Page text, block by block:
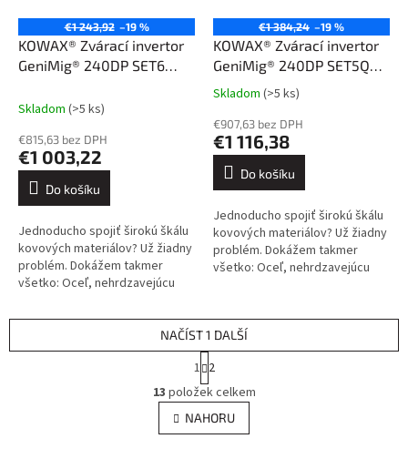
€1 243,92 –19 %
KOWAX® Zvárací invertor
GeniMig® 240DP SET6
Skladom (>5 ks)
€815,63 bez DPH
€1 003,22
Do košíku
Jednoducho spojiť širokú škálu
kovových materiálov? Už žiadny
problém. Dokážem takmer
všetko: Oceľ, nehrdzavejúcu
jej zliatiny. Kliknite sem....
€1 384,24 –19 %
KOWAX® Zvárací invertor
GeniMig® 240DP SET5Q
(MIG/MAG/LiftTIG/MMA)
Průměrné
produktu
je
4,3
hvězdiček.
Skladom (>5 ks)
€907,63 bez DPH
€1 116,38
Do košíku
Jednoducho spojiť širokú škálu
kovových materiálov? Už žiadny
problém. Dokážem takmer
všetko: Oceľ, nehrdzavejúcu
O
v
l
á
NAČÍST 1 DALŠÍ
t
r
á
n
k
1 2
13 položek celkem
NAHORU